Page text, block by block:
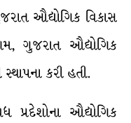
ઔદ્યોગિક વિકાસ
ગુજરાત ઔદ્યોગિક
કરી હતી.
ઔદ્યોગિક